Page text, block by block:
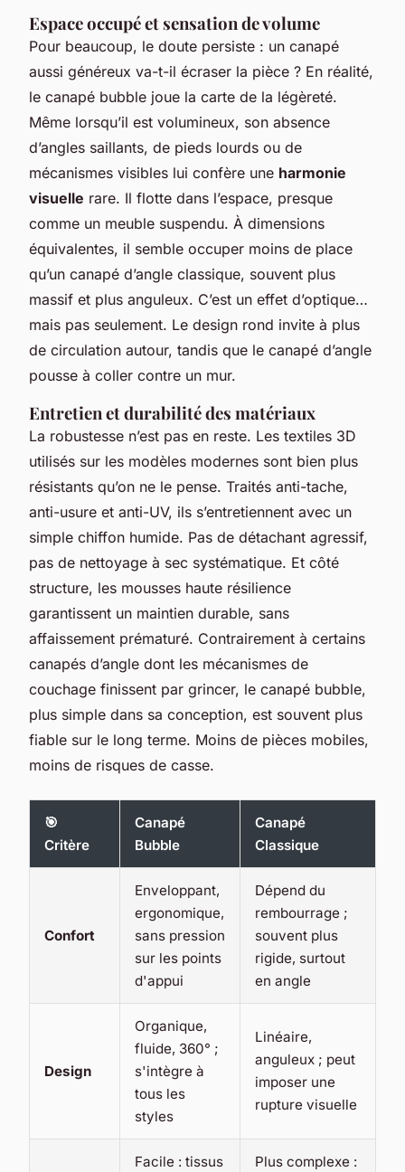
Espace occupé et sensation de volume
Pour beaucoup, le doute persiste : un canapé
aussi généreux va-t-il écraser la pièce ? En réalité,
le canapé bubble joue la carte de la légèreté.
Même lorsqu’il est volumineux, son absence
d’angles saillants, de pieds lourds ou de
mécanismes visibles lui confère une harmonie
visuelle rare. Il flotte dans l’espace, presque
comme un meuble suspendu. À dimensions
équivalentes, il semble occuper moins de place
qu’un canapé d’angle classique, souvent plus
massif et plus anguleux. C’est un effet d’optique…
mais pas seulement. Le design rond invite à plus
de circulation autour, tandis que le canapé d’angle
pousse à coller contre un mur.
Entretien et durabilité des matériaux
La robustesse n’est pas en reste. Les textiles 3D
utilisés sur les modèles modernes sont bien plus
résistants qu’on ne le pense. Traités anti-tache,
anti-usure et anti-UV, ils s’entretiennent avec un
simple chiffon humide. Pas de détachant agressif,
pas de nettoyage à sec systématique. Et côté
structure, les mousses haute résilience
garantissent un maintien durable, sans
affaissement prématuré. Contrairement à certains
canapés d’angle dont les mécanismes de
couchage finissent par grincer, le canapé bubble,
plus simple dans sa conception, est souvent plus
fiable sur le long terme. Moins de pièces mobiles,
moins de risques de casse.
🎯
Critère
Canapé
Bubble
Canapé
Classique
Confort
Enveloppant,
ergonomique,
sans pression
sur les points
d'appui
Dépend du
rembourrage ;
souvent plus
rigide, surtout
en angle
Design
Organique,
fluide, 360° ;
s'intègre à
tous les
styles
Linéaire,
anguleux ; peut
imposer une
rupture visuelle
Facile : tissus Plus complexe :